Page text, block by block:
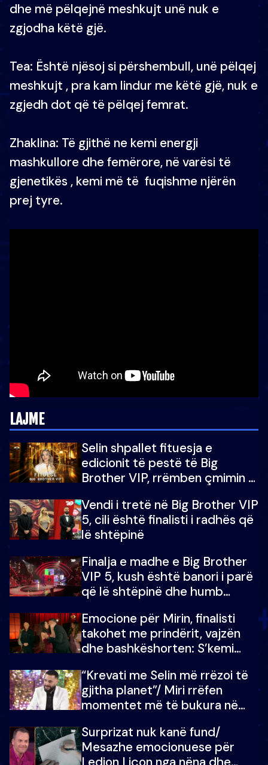
dhe më pëlqejnë meshkujt unë nuk e
zgjodha këtë gjë.
Tea: Është njësoj si përshembull, unë pëlqej
meshkujt , pra kam lindur me këtë gjë, nuk e
zgjedh dot që të pëlqej femrat.
Zhaklina: Të gjithë ne kemi energji
mashkullore dhe femërore, në varësi të
gjenetikës , kemi më të fuqishme njërën
prej tyre.
LAJME
Selin shpallet fituesja e
edicionit të pestë të Big
Brother VIP, rrëmben çmimin e
Vendi i tretë në Big Brother VIP
5, cili është finalisti i radhës që
lë shtëpinë
Finalja e madhe e Big Brother
VIP 5, kush është banori i parë
që lë shtëpinë dhe humb
çmimin e madh
Emocione për Mirin, finalisti
takohet me prindërit, vajzën
dhe bashkëshorten: S’kemi
“Krevati me Selin më rrëzoi të
gjitha planet”/ Miri rrëfen
momentet më të bukura në
mungojë zilja e mëngjesit kur…
Surprizat nuk kanë fund/
Mesazhe emocionuese për